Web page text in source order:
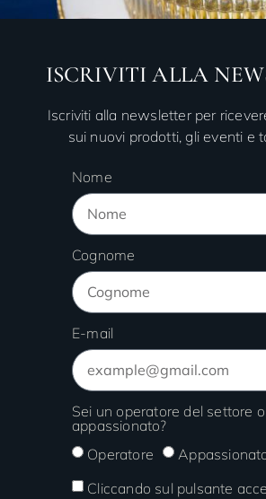
ISCRIVITI ALLA
Iscriviti alla newsletter per
sui nuovi prodotti, gli eventi e
Nome
Cognome
E-mail
Sei un operatore del settore
appassionato?
Operatore
Cliccando sul pulsante